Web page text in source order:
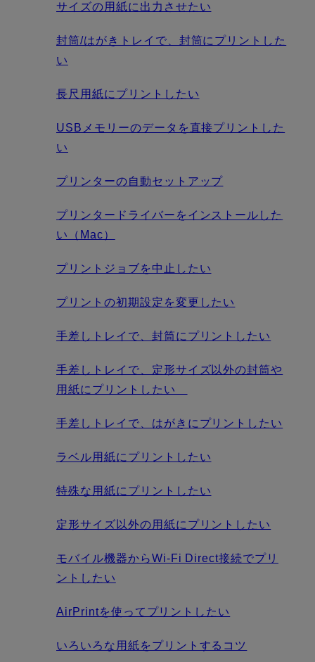
サイズの用紙に出力させたい
封筒/はがきトレイで、封筒にプリントした
い
長尺用紙にプリントしたい
USBメモリーのデータを直接プリントした
い
プリンターの自動セットアップ
プリンタードライバーをインストールした
い（Mac）
プリントジョブを中止したい
プリントの初期設定を変更したい
手差しトレイで、封筒にプリントしたい
手差しトレイで、定形サイズ以外の封筒や
用紙にプリントしたい
手差しトレイで、はがきにプリントしたい
ラベル用紙にプリントしたい
特殊な用紙にプリントしたい
定形サイズ以外の用紙にプリントしたい
モバイル機器からWi-Fi Direct接続でプリ
ントしたい
AirPrintを使ってプリントしたい
いろいろな用紙をプリントするコツ